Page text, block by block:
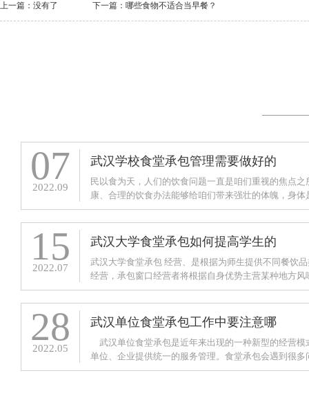
上一篇：没有了 下一篇： 哪些食物不适合当早餐？
07
2022.09
武汉学校食堂承包管理需要做好的
民以食为天，人们的饮食问题一直是咱们重视的焦点之
康、合理的饮食办法能够给咱们带来强壮的体魄，身体
钱，只要这样才干保证咱们去更好的学习和作业。学生
15
2022.07
武汉大学食堂承包如何提高学生的
武汉大学食堂承包 经营、是根据为师生提供不同餐饮
经营，承包窗口经营者将根据自身优势主营某种地方风
快餐、烧腊套餐、麻辣烫、面食、糕点、小炒、川菜
28
2022.05
武汉单位食堂承包工作中要注意哪
武汉单位食堂承包​是近年来出现的一种新型的经营模
单位、企业提供统一的服务管理。食堂承包会遇到很多
不注意就可能导致严重的安全事故。因此，在武汉